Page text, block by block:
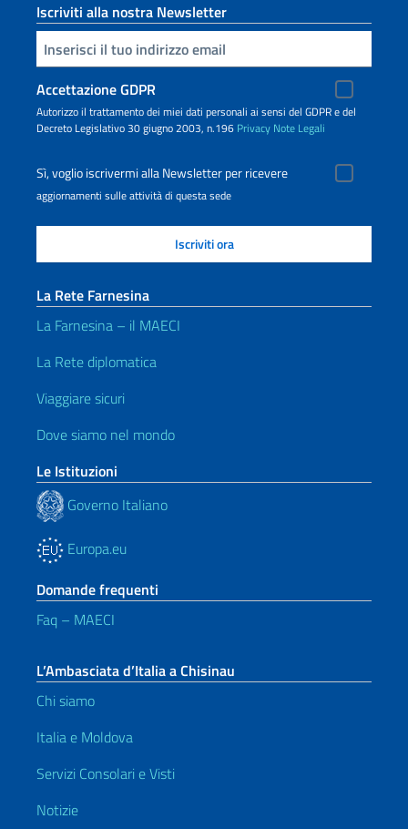
Iscriviti alla nostra Newsletter
Inserisci la tua email
Accettazione GDPR
Autorizzo il trattamento dei miei dati personali ai sensi del GDPR e del
Decreto Legislativo 30 giugno 2003, n.196 Privacy Note Legali
Sì, voglio iscrivermi alla Newsletter per ricevere
aggiornamenti sulle attività di questa sede
La Rete Farnesina
La Farnesina – il MAECI
La Rete diplomatica
Viaggiare sicuri
Dove siamo nel mondo
Le Istituzioni
Governo Italiano
Europa.eu
Domande frequenti
Faq – MAECI
L’Ambasciata d’Italia a Chisinau
Chi siamo
Italia e Moldova
Servizi Consolari e Visti
Notizie